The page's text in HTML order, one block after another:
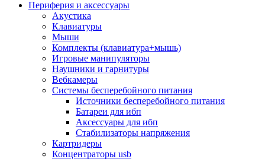
Dvdrw
Серверы
Программное обеспечение
Операционные системы
Антивирусное по
Офисные приложения
Неттопы, тонкие клиенты, платформы nuc
Микрокомпьютеры
Опции для компьютеров
Бытовая техника
Кухонная техника
Блендеры, измельчители
Блинницы
Вакуумные упаковщики
Периферия и аксессуары
Акустика
Клавиатуры
Мыши
Комплекты (клавиатура+мышь)
Игровые манипуляторы
Наушники и гарнитуры
Вебкамеры
Системы бесперебойного питания
Источники бесперебойного питания
Батареи для ибп
Аксессуары для ибп
Стабилизаторы напряжения
Картридеры
Концентраторы usb